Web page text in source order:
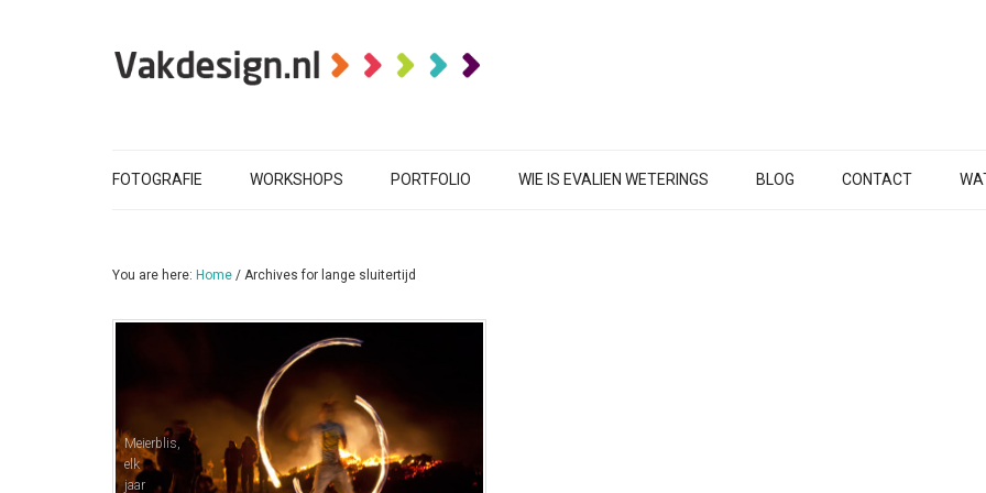
FOTOGRAFIE WORKSHOPS PORTFOLIO WIE IS EVALIEN WETERINGS BLOG CONTACT
You are here: Home / Archives for lange sluitertijd
Meierblis,
elk
jaar